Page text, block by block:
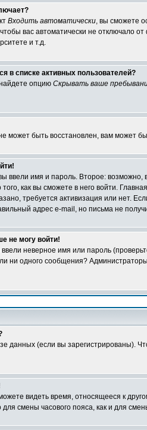
Входить автоматически, вы сможете
вас автоматически не отключало
и т.д.
в списке активных пользователей?
опцию Скрывать ваше
может быть восстановлен, вам может
ввели имя и пароль. Второе:
как вы сможете в него войти.
требуется активизация или нет.
адрес e-mail, но письма не
не могу войти!
неверное имя или пароль
ни одного сообщения?
данных (если вы зарегистрированы).
видеть время, относящееся к
для смены часового пояса, как и для